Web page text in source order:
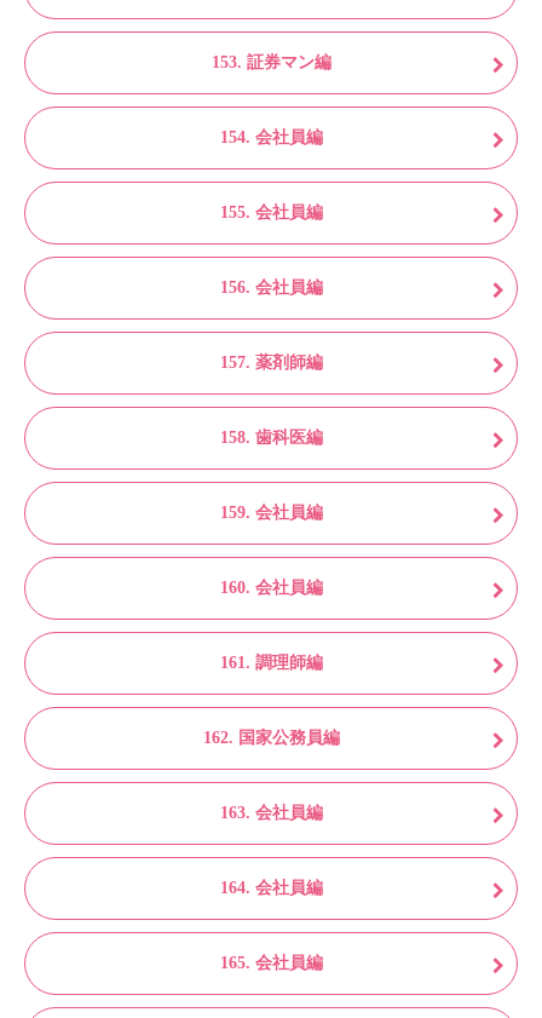
153. 証券マン編
154. 会社員編
155. 会社員編
156. 会社員編
157. 薬剤師編
158. 歯科医編
159. 会社員編
160. 会社員編
161. 調理師編
162. 国家公務員編
163. 会社員編
164. 会社員編
165. 会社員編